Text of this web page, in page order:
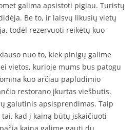
galima apsistoti pigiau. Turistų
Be to, ir laisvų likusių vietų
todėl rezervuoti reikėtų kuo
nuo to, kiek pinigų galime
vietos, kurioje mums bus patogu
kuo arčiau paplūdimio
restorano įkurtas viešbutis.
galutinis apsisprendimas. Taip
kad į kainą būtų įskaičiuoti